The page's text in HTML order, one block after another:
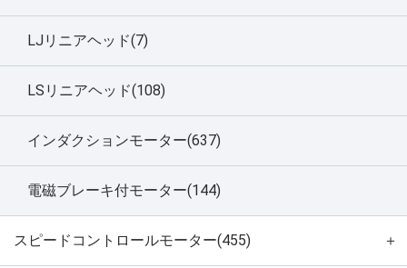
LJリニアヘッド(7)
LSリニアヘッド(108)
インダクションモーター(637)
電磁ブレーキ付モーター(144)
スピードコントロールモーター(455) ＋